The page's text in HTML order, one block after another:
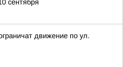
сентября
движение по ул.